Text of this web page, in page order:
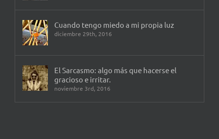
Cuando tengo miedo a mi propia luz
diciembre 29th, 2016
El Sarcasmo: algo más que hacerse el
gracioso e irritar.
noviembre 3rd, 2016